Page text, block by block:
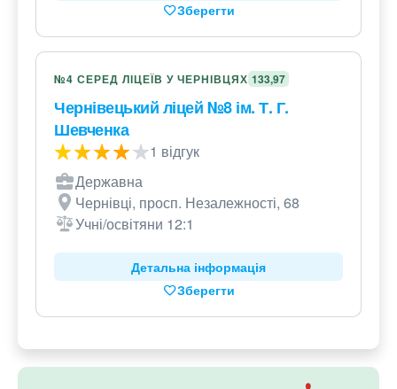
Зберегти
№4 СЕРЕД ЛІЦЕЇВ У ЧЕРНІВЦЯХ 133,97
Чернівецький ліцей №8 ім. Т. Г.
Шевченка
1 відгук
Державна
Чернівці, просп. Незалежності, 68
Учні/освітяни 12:1
Детальна інформація
Зберегти